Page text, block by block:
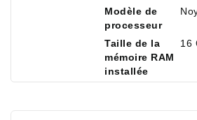
Modèle de
processeur
Taille de la
mémoire RAM
installée
16